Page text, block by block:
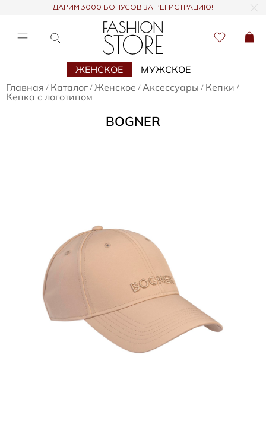
ДАРИМ 3000 БОНУСОВ ЗА РЕГИСТРАЦИЮ!
ЖЕНСКОЕ
МУЖСКОЕ
Главная / Каталог / Женское / Аксессуары / Кепки /
Кепка с логотипом
BOGNER